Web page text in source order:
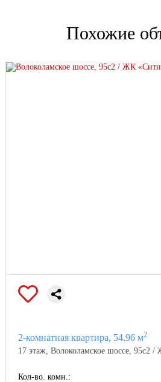
Похожие
2-комнатная квартира, 54.96 м2
17 этаж, Волоколамское шоссе, 95с2
Кол-во. комн.: